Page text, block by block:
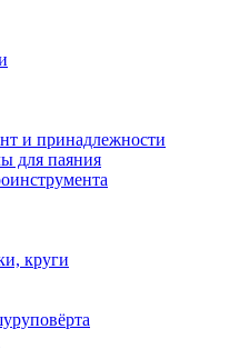
и принадлежности
для паяния
круги